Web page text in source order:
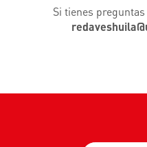
Si tienes